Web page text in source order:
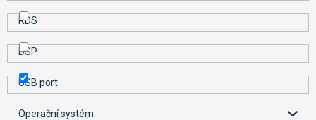
RDS
DSP
USB port
Operační systém